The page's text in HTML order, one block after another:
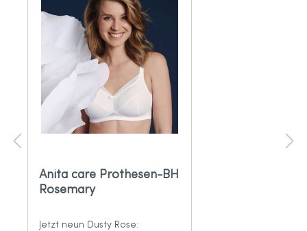
Anita care Prothesen-BH
Rosemary
Jetzt neun Dusty Rose: